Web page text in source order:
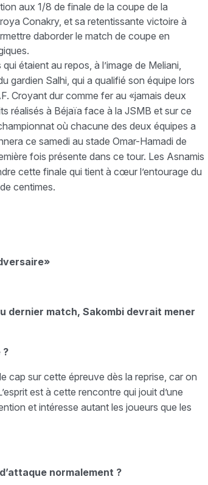
aux 1/8 de finale de la coupe de la
Conakry, et sa retentissante victoire à
daborder le match de coupe en
étaient au repos, à l’image de Meliani,
gardien Salhi, qui a qualifié son équipe lors
Croyant dur comme fer au «jamais deux
réalisés à Béjaïa face à la JSMB et sur ce
où chacune des deux équipes a
ce samedi au stade Omar-Hamadi de
fois présente dans ce tour. Les Asnamis
cette finale qui tient à cœur l’entourage du
centimes.
dernier match, Sakombi devrait mener
?
cap sur cette épreuve dès la reprise, car on
est à cette rencontre qui jouit d’une
et intéresse autant les joueurs que les
normalement ?